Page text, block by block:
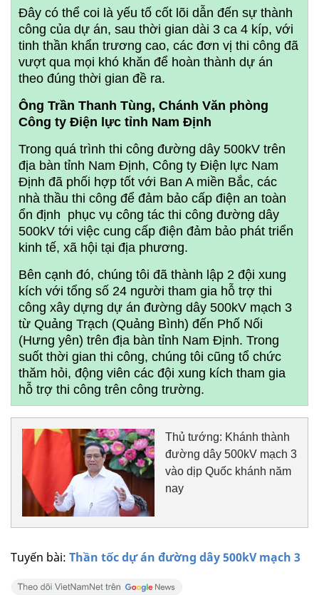
Tuyến bài: Thần tốc dự án đường dây 500kV mạch 3
Đây có thể coi là yếu tố cốt lõi dẫn đến sự thành
công của dự án, sau thời gian dài 3 ca 4 kíp, với
tinh thần khẩn trương cao, các đơn vị thi công đã
vượt qua mọi khó khăn để hoàn thành dự án
theo đúng thời gian đề ra.
Ông Trần Thanh Tùng, Chánh Văn phòng
Công ty Điện lực tỉnh Nam Định
Trong quá trình thi công đường dây 500kV trên
địa bàn tỉnh Nam Định, Công ty Điện lực Nam
Định đã phối hợp tốt với Ban A miền Bắc, các
nhà thầu thi công để đảm bảo cấp điện an toàn
ổn định phục vụ công tác thi công đường dây
500kV tới việc cung cấp điện đảm bảo phát triển
kinh tế, xã hội tại địa phương.
Bên cạnh đó, chúng tôi đã thành lập 2 đội xung
kích với tổng số 24 người tham gia hỗ trợ thi
công xây dựng dự án đường dây 500kV mạch 3
từ Quảng Trạch (Quảng Bình) đến Phố Nối
(Hưng yên) trên địa bàn tỉnh Nam Định. Trong
suốt thời gian thi công, chúng tôi cũng tổ chức
thăm hỏi, động viên các đội xung kích tham gia
hỗ trợ thi công trên công trường.
Thủ tướng: Khánh thành
đường dây 500kV mạch 3
vào dịp Quốc khánh năm
nay